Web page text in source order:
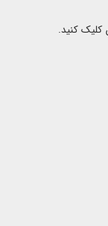
کلیک کنید.